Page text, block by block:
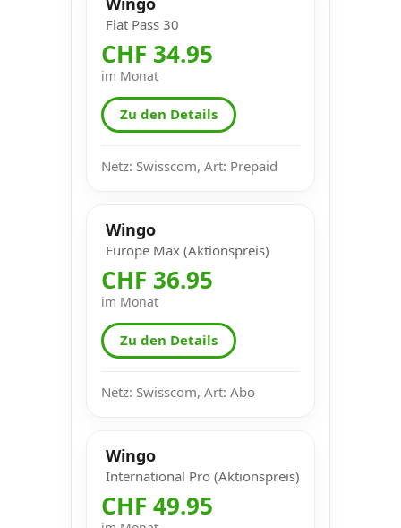
Flat Pass 30
CHF 34.95
im Monat
Zu den Details
Netz: Swisscom, Art: Prepaid
Wingo
Europe Max (Aktionspreis)
CHF 36.95
im Monat
Zu den Details
Netz: Swisscom, Art: Abo
Wingo
International Pro (Aktionspreis)
CHF 49.95